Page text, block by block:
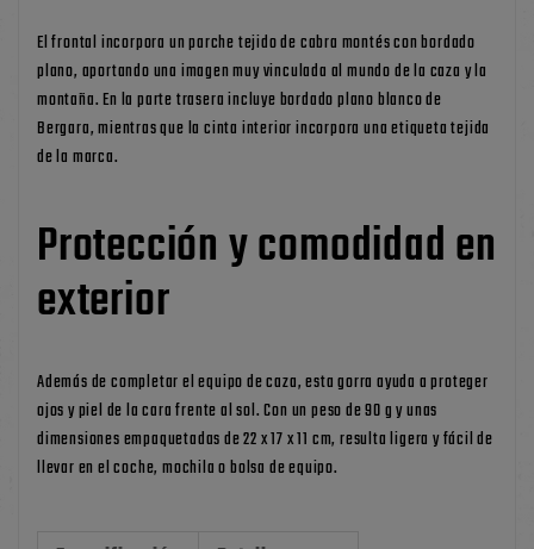
El frontal incorpora un parche tejido de cabra montés con bordado
plano, aportando una imagen muy vinculada al mundo de la caza y la
montaña. En la parte trasera incluye bordado plano blanco de
Bergara, mientras que la cinta interior incorpora una etiqueta tejida
de la marca.
Protección y comodidad en
exterior
Además de completar el equipo de caza, esta gorra ayuda a proteger
ojos y piel de la cara frente al sol. Con un peso de 90 g y unas
dimensiones empaquetadas de 22 x 17 x 11 cm, resulta ligera y fácil de
llevar en el coche, mochila o bolsa de equipo.